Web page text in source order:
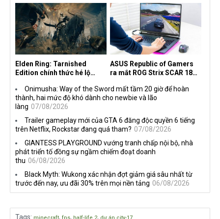
the Machine
Elden Ring: Tarnished
Edition chính thức hé lộ
ASUS Republic of Gamers
ra mắt ROG Strix SCAR 18
Onimusha: Way of the Sword mất tầm 20 giờ để hoàn
thành, hai mức độ khó dành cho newbie và lão
làng 07/08/2026
Trailer gameplay mới của GTA 6 đăng độc quyền 6 tiếng
trên Netflix, Rockstar đang quá tham? 07/08/2026
GIANTESS PLAYGROUND vướng tranh chấp nội bộ, nhà
phát triển tố đồng sự ngầm chiếm đoạt doanh
thu 06/08/2026
Black Myth: Wukong xác nhận đợt giảm giá sâu nhất từ
trước đến nay, ưu đãi 30% trên mọi nền tảng 06/08/2026
Tags: , , ,